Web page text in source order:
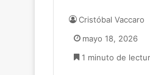
Cristóbal Vaccaro
mayo 18, 2026
1 minuto de